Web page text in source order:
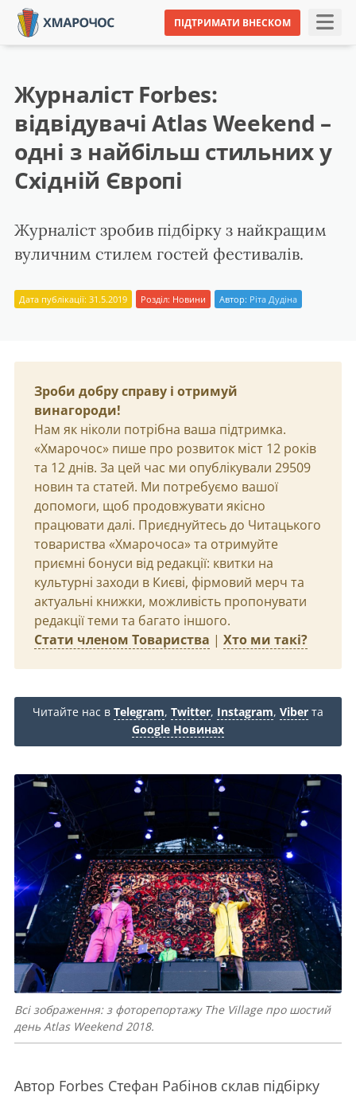
ПІДТРИМАТИ ВНЕСКОМ
Журналіст Forbes:
відвідувачі Atlas Weekend –
одні з найбільш стильних у
Східній Європі
Журналіст зробив підбірку з найкращим
вуличним стилем гостей фестивалів.
Дата публікації: 31.5.2019 Розділ: Новини Автор: Ріта Дудіна
Зроби добру справу і отримуй
винагороди!
Нам як ніколи потрібна ваша підтримка.
«Хмарочос» пише про розвиток міст 12 років
та 12 днів. За цей час ми опублікували 29509
новин та статей. Ми потребуємо вашої
допомоги, щоб продовжувати якісно
працювати далі. Приєднуйтесь до Читацького
товариства «Хмарочоса» та отримуйте
приємні бонуси від редакції: квитки на
культурні заходи в Києві, фірмовий мерч та
актуальні книжки, можливість пропонувати
редакції теми та багато іншого.
Стати членом Товариства | Хто ми такі?
Читайте нас в Telegram, Twitter, Instagram, Viber та
Google Новинах
Всі зображення: з фоторепортажу The Village про шостий
день Atlas Weekend 2018.
Автор Forbes Стефан Рабінов склав підбірку